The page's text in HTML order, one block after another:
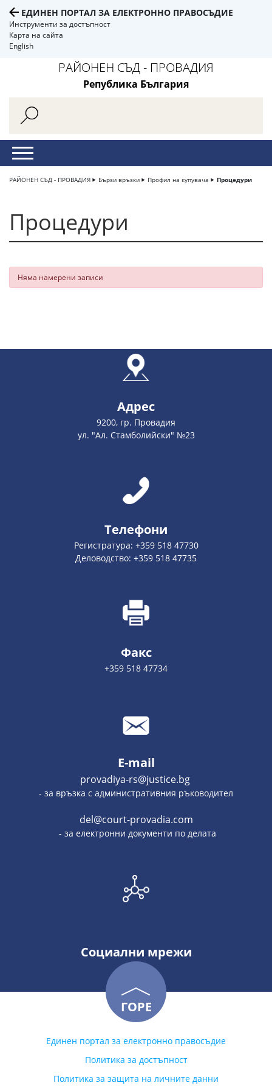
ЕДИНЕН ПОРТАЛ ЗА ЕЛЕКТРОННО ПРАВОСЪДИЕ
Инструменти за достъпност
Карта на сайта
English
РАЙОНЕН СЪД - ПРОВАДИЯ
Република България
РАЙОНЕН СЪД - ПРОВАДИЯ Бързи връзки Профил на купувача Процедури
Процедури
Няма намерени записи
Адрес
9200, гр. Провадия
ул. "Ал. Стамболийски" №23
Телефони
Регистратура: +359 518 47730
Деловодство: +359 518 47735
Факс
+359 518 47734
E-mail
provadiya-rs@justice.bg
- за връзка с административния ръководител
del@court-provadia.com
- за електронни документи по делата
Социални мрежи
ГОРЕ
Единен портал за електронно правосъдие
Политика за достъпност
Политика за защита на личните данни